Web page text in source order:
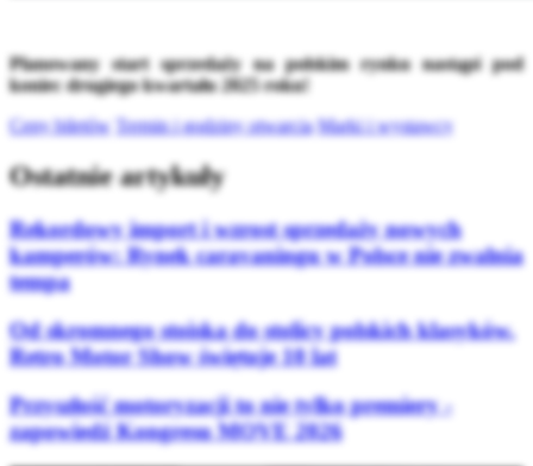
Planowany start sprzedaży na polskim rynku nastąpi pod
koniec drugiego kwartału 2025 roku!
Ceny biletów Termin i godziny otwarcia Marki i wystawcy
Ostatnie artykuły
Rekordowy import i wzrost sprzedaży nowych
kamperów: Rynek caravaningu w Polsce nie zwalnia
tempa
Od skromnego stoiska do stolicy polskich klasyków.
Retro Motor Show świętuje 10 lat
Przyszłość motoryzacji to nie tylko premiery -
zapowiedź Kongresu MOVE 2026